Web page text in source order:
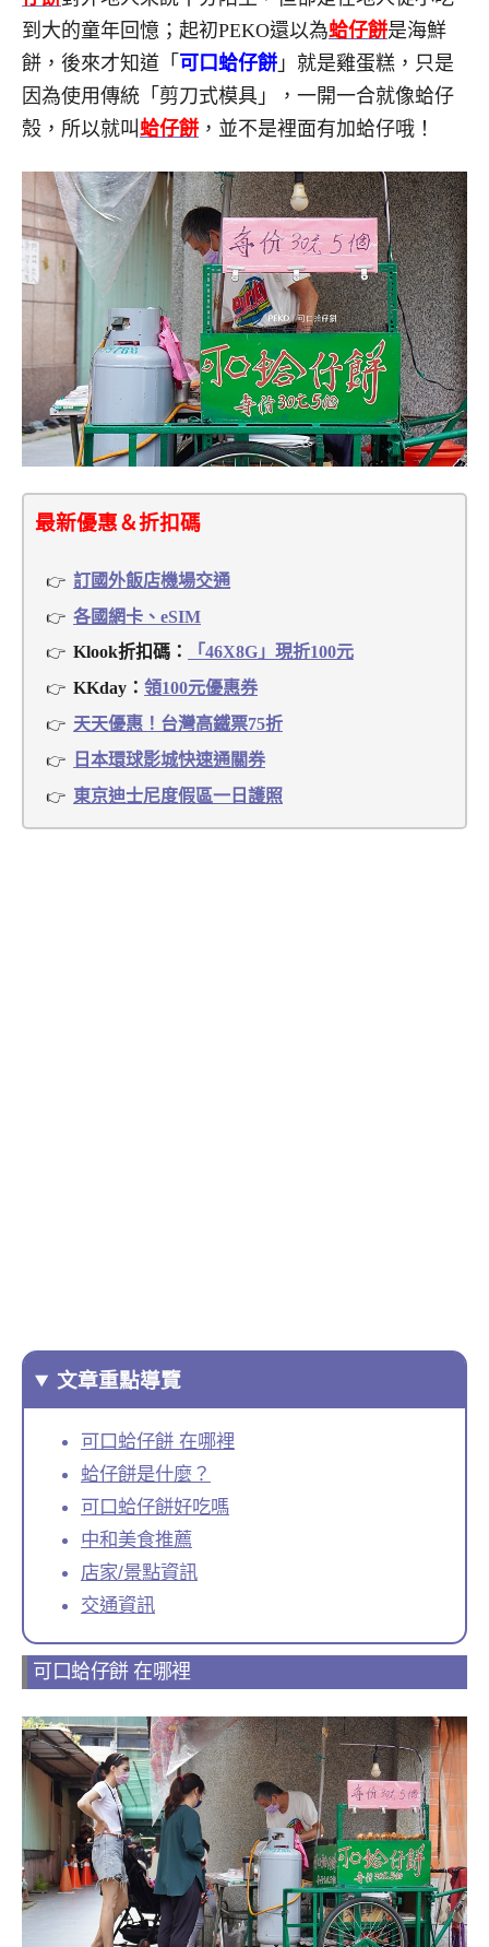
到大的童年回憶；起初PEKO還以為蛤仔餅是海鮮
餅，後來才知道「 可口蛤仔餅 」就是雞蛋糕，只是
因為使用傳統「剪刀式模具」，一開一合就像蛤仔
殼，所以就叫蛤仔餅 ，並不是裡面有加蛤仔哦！
最新優惠＆折扣碼
訂國外飯店機場交通
各國網卡、eSIM
Klook折扣碼：
「46X8G」現折100元
KKday： 領100元優惠券
天天優惠！台灣高鐵票75折
日本環球影城快速通關券
東京迪士尼度假區一日護照
文章重點導覽
可口蛤仔餅 在哪裡
蛤仔餅是什麼？
可口蛤仔餅好吃嗎
中和美食推薦
店家/景點資訊
交通資訊
可口蛤仔餅 在哪裡